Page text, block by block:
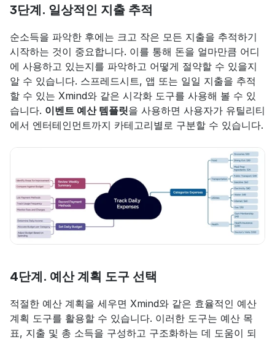
3단계. 일상적인 지출 추적
순소득을 파악한 후에는 크고 작은 모든 지출을 추적하기
시작하는 것이 중요합니다. 이를 통해 돈을 얼마만큼 어디
에 사용하고 있는지를 파악하고 어떻게 절약할 수 있을지
알 수 있습니다. 스프레드시트, 앱 또는 일일 지출을 추적
할 수 있는 Xmind와 같은 시각화 도구를 사용해 볼 수 있
습니다. 이벤트 예산 템플릿을 사용하면 사용자가 유틸리티
에서 엔터테인먼트까지 카테고리별로 구분할 수 있습니다.
4단계. 예산 계획 도구 선택
적절한 예산 계획을 세우면 Xmind와 같은 효율적인 예산
계획 도구를 활용할 수 있습니다. 이러한 도구는 예산 목
표, 지출 및 총 소득을 구성하고 구조화하는 데 도움이 되